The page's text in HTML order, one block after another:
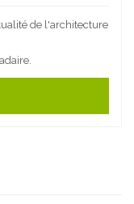
de l'architecture